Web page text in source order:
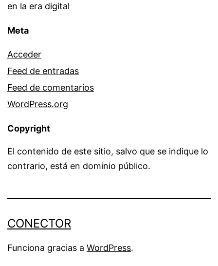
en la era digital
Meta
Acceder
Feed de entradas
Feed de comentarios
WordPress.org
Copyright
El contenido de este sitio, salvo que se indique lo
contrario, está en dominio público.
CONECTOR
Funciona gracias a WordPress.